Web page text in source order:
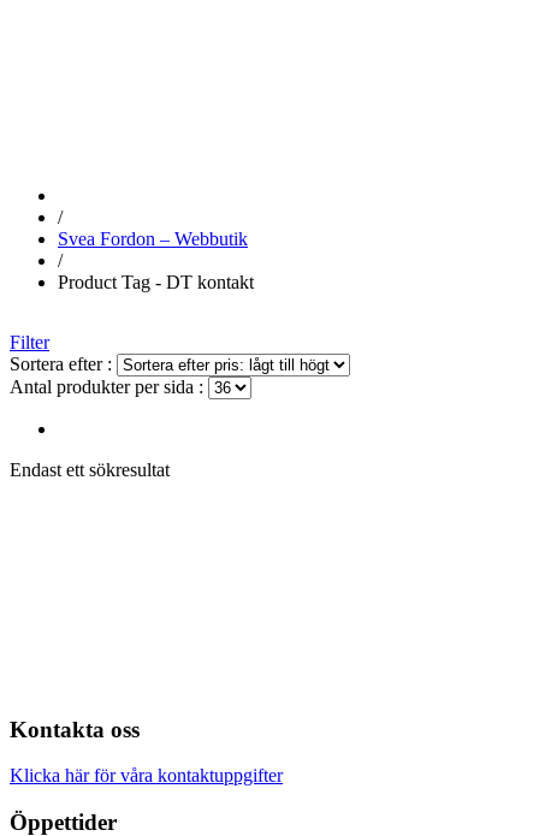
/
Svea Fordon – Webbutik
/
Product Tag - DT kontakt
Filter
Sortera efter :
Antal produkter per sida :
Endast ett sökresultat
Kontakta oss
Klicka här för våra kontaktuppgifter
Öppettider